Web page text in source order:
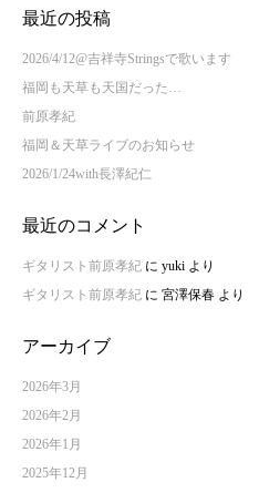
最近の投稿
2026/4/12@吉祥寺Stringsで歌います
福岡も天草も天国だった…
前原孝紀
福岡＆天草ライブのお知らせ
2026/1/24with長澤紀仁
最近のコメント
ギタリスト前原孝紀 に yuki より
ギタリスト前原孝紀 に 宮澤保春 より
アーカイブ
2026年3月
2026年2月
2026年1月
2025年12月